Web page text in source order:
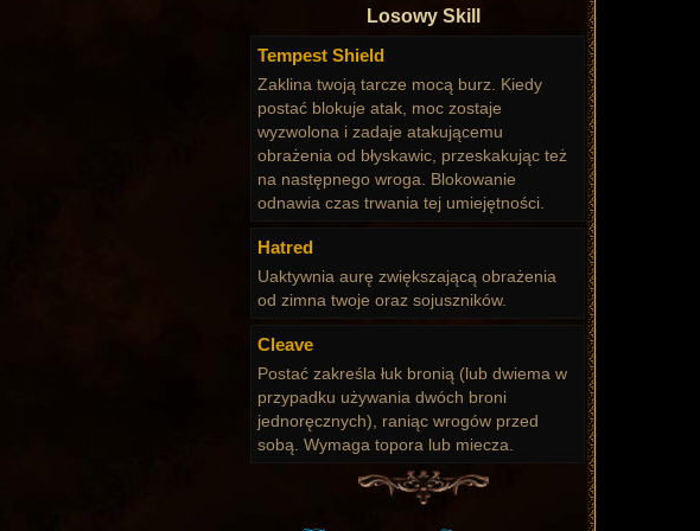
Losowy Skill
Tempest Shield
Zaklina twoją tarcze mocą burz. Kiedy
postać blokuje atak, moc zostaje
wyzwolona i zadaje atakującemu
obrażenia od błyskawic, przeskakując też
na następnego wroga. Blokowanie
odnawia czas trwania tej umiejętności.
Hatred
Uaktywnia aurę zwiększającą obrażenia
od zimna twoje oraz sojuszników.
Cleave
Postać zakreśla łuk bronią (lub dwiema w
przypadku używania dwóch broni
jednoręcznych), raniąc wrogów przed
sobą. Wymaga topora lub miecza.